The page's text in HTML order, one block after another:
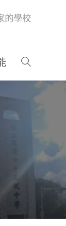
的學校